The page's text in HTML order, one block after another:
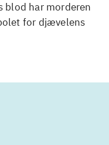
blod har morderen
for djævelens